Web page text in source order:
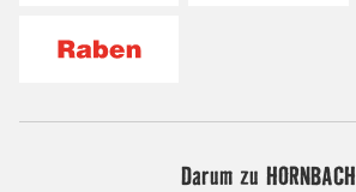
Darum zu HORNBACH